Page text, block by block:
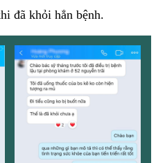
đã khỏi hẳn bệnh.